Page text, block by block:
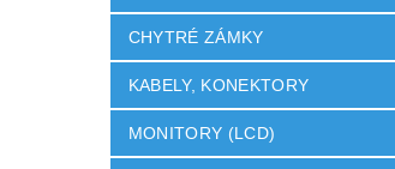
CHYTRÉ ZÁMKY
KABELY, KONEKTORY
MONITORY (LCD)